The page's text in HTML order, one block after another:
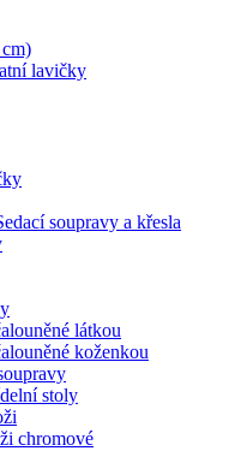
lavičky
soupravy a křesla
látkou
koženkou
stoly
chromové